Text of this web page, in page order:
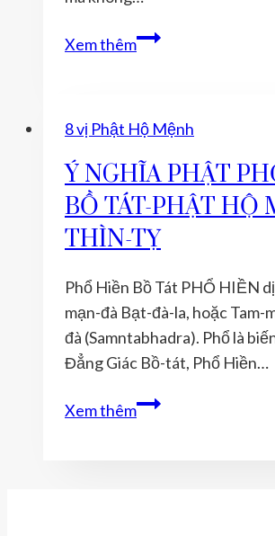
Xem thêmTUỔI
ĐEO
VỊ
PHẬT
BẢN
MỆNH
ĐỂ
ĐƯỢC
MAY
MẮN
8 vị Phật Hộ Mệnh
Ý NGHĨA PHẬT
BỒ TÁT-PHẬT HỘ
THÌN-TỴ
Phổ Hiền Bồ Tát PHỔ HIỀN
mạn-đà Bạt-đà-la, hoặc Tam-
đà (Samntabhadra). Phổ là
Đẳng Giác Bồ-tát, Phổ Hiền…
Xem thêmÝ